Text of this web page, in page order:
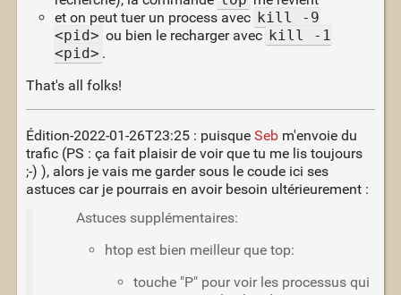
et on peut tuer un process avec kill -9
<pid> ou bien le recharger avec kill -1
<pid> .
That's all folks!
Édition-2022-01-26T23:25 : puisque Sebm'envoie du
trafic (PS : ça fait plaisir de voir que tu me lis toujours
;-) ), alors je vais me garder sous le coude ici ses
astuces car je pourrais en avoir besoin ultérieurement :
Astuces supplémentaires:
htop est bien meilleur que top:
touche "P" pour voir les processus qui